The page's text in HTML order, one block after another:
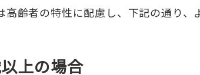
齢者の特性に配慮し、下記の通り、
上の場合